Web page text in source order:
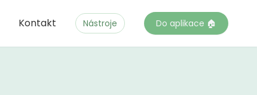
Kontakt Nástroje Do aplikace 🏠